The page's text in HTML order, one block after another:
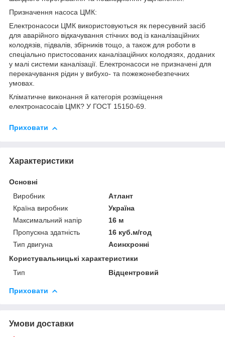
Призначення насоса ЦМК:
Електронасоси ЦМК використовуються як пересувний засіб
для аварійного відкачування стічних вод із каналізаційних
колодязів, підвалів, збірників тощо, а також для роботи в
спеціально пристосованих каналізаційних колодязях, доданих
у малі системи каналізації. Електронасоси не призначені для
перекачування рідин у вибухо- та пожежонебезпечних
умовах.
Кліматичне виконання й категорія розміщення
електронасосаів ЦМК? У ГОСТ 15150-69.
Приховати
Характеристики
Основні
Виробник
Атлант
Країна виробник
Україна
Максимальний напір
16 м
Пропускна здатність
16 куб.м/год
Тип двигуна
Асинхронні
Користувальницькі характеристики
Тип
Відцентровий
Приховати
Умови доставки